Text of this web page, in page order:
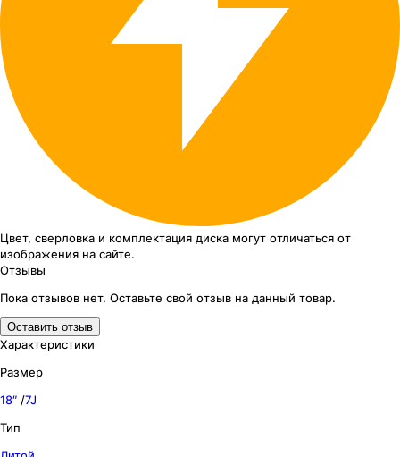
Цвет, сверловка и комплектация диска могут отличаться от
изображения на сайте.
Отзывы
Пока отзывов нет. Оставьте свой отзыв на данный товар.
Оставить отзыв
Характеристики
Размер
18″ /7J
Тип